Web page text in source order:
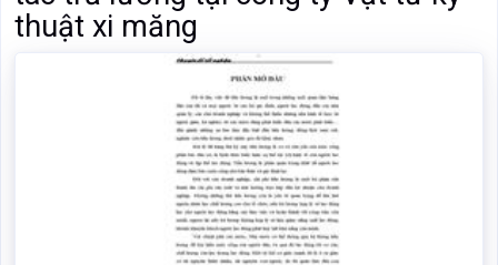
thuật xi măng